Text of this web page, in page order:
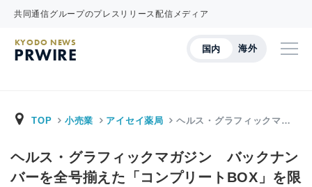
共同通信グループのプレスリリース配信メディア
国内 海外
KYODO NEWS
PRWIRE
TOP 小売業 アイセイ薬局 ヘルス・グラフィックマ…
ヘルス・グラフィックマガジン バックナン
バーを全号揃えた「コンプリートBOX」を限